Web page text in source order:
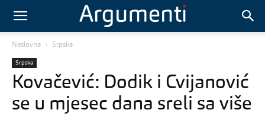
Naslovna Srpska
Srpska
Kovačević: Dodik i Cvijanović
se u mjesec dana sreli sa više